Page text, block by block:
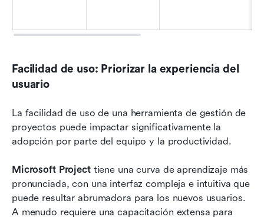
Facilidad de uso: Priorizar la experiencia del
usuario
La facilidad de uso de una herramienta de gestión de
proyectos puede impactar significativamente la
adopción por parte del equipo y la productividad.
Microsoft Project tiene una curva de aprendizaje más
pronunciada, con una interfaz compleja e intuitiva que
puede resultar abrumadora para los nuevos usuarios.
A menudo requiere una capacitación extensa para